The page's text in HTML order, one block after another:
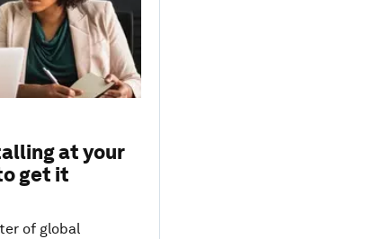
at your
get it
of global